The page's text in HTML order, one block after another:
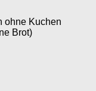
ohne Kuchen
Brot)